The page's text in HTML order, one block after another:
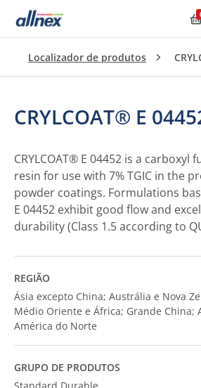
Localizador de produtos
CRYLCOAT® E
CRYLCOAT® E 04452 is a
resin for use with 7% TGIC in the
powder coatings. Formulations
E 04452 exhibit good flow and
durability (Class 1.5 according to
REGIÃO
Ásia excepto China; Austrália e Nova
Médio Oriente e África; Grande China;
América do Norte
GRUPO DE PRODUTOS